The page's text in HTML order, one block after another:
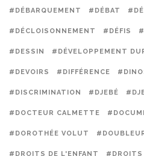
#DÉBARQUEMENT #DÉBAT
#DÉCLOISONNEMENT #DÉFIS
#DESSIN #DÉVELOPPEMENT
#DEVOIRS #DIFFÉRENCE
#DISCRIMINATION #DJEBÉ
#DOCTEUR CALMETTE
#DOROTHÉE VOLUT
#DROITS DE L'ENFANT #DROITS